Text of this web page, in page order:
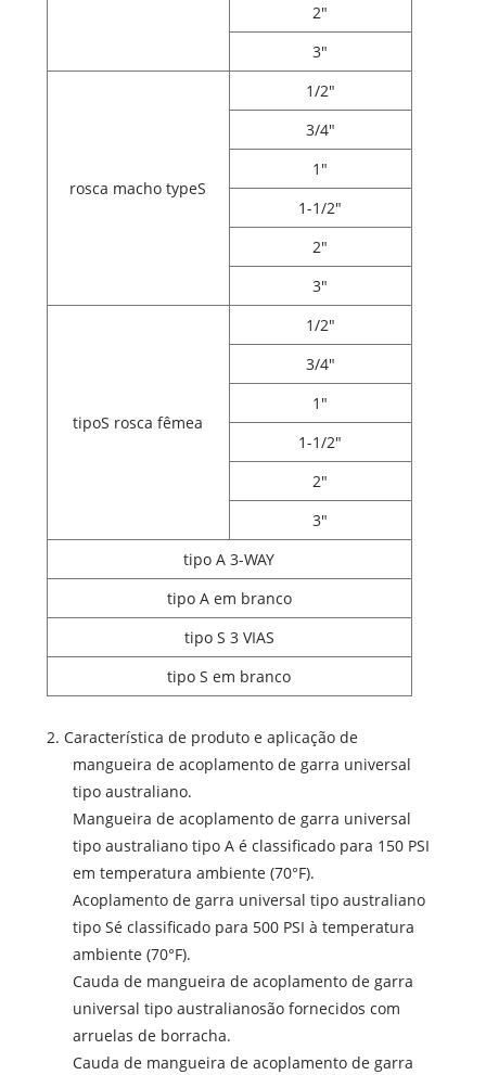
2"
3"
rosca macho typeS
1/2"
3/4"
1"
1-1/2"
2"
3"
tipoS rosca fêmea
1/2"
3/4"
1"
1-1/2"
2"
3"
tipo A 3-WAY
tipo A em branco
tipo S 3 VIAS
tipo S em branco
2. Característica de produto e aplicação de
mangueira de acoplamento de garra universal
tipo australiano.
Mangueira de acoplamento de garra universal
tipo australiano tipo A é classificado para 150 PSI
em temperatura ambiente (70°F).
Acoplamento de garra universal tipo australiano
tipo Sé classificado para 500 PSI à temperatura
ambiente (70°F).
Cauda de mangueira de acoplamento de garra
universal tipo australianosão fornecidos com
arruelas de borracha.
Cauda de mangueira de acoplamento de garra